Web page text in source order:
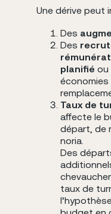
Une dérive peut
Des
Des
planifié ou
Taux de
affecte le
départ, de
noria.
Des
taux de